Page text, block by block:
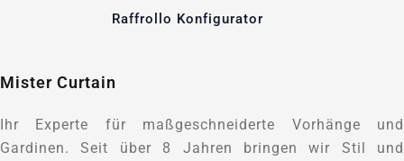
Raffrollo Konfigurator
Mister Curtain
Ihr Experte für maßgeschneiderte Vorhänge und
Gardinen. Seit über 8 Jahren bringen wir Stil und